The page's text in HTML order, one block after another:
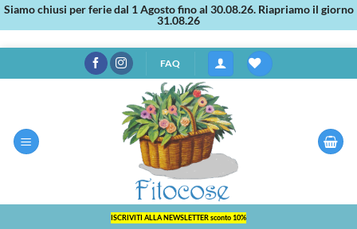
Siamo chiusi per ferie dal 1 Agosto fino al 30.08.26. Riapriamo il giorno
31.08.26
ai
FAQ
ISCRIVITI ALLA NEWSLETTER sconto 10%